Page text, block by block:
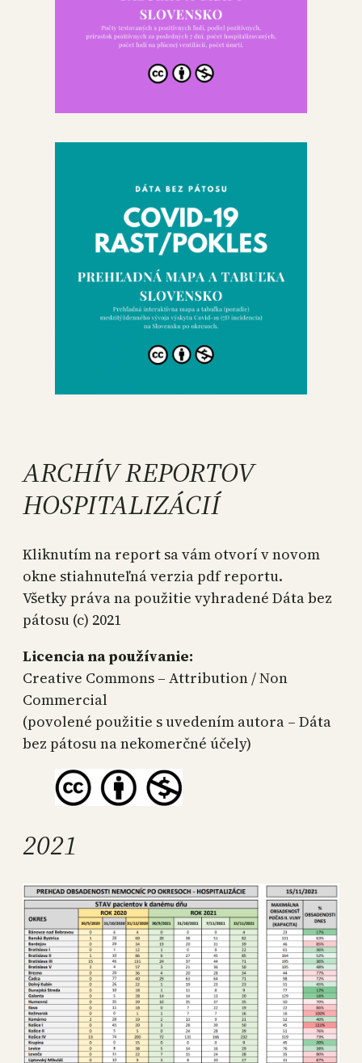
ARCHÍV REPORTOV
HOSPITALIZÁCIÍ
Kliknutím na report sa vám otvorí v novom
okne stiahnuteľná verzia pdf reportu.
Všetky práva na použitie vyhradené Dáta bez
pátosu (c) 2021
Licencia na používanie:
Creative Commons – Attribution / Non
Commercial
(povolené použitie s uvedením autora – Dáta
bez pátosu na nekomerčné účely)
2021